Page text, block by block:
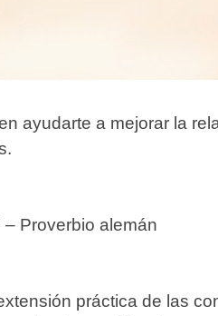
ayudarte a mejorar la
– Proverbio alemán
práctica de las